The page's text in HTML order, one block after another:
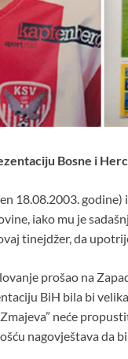
Bosne i
18.08.2003.
iako mu je
tinejdžer, da
prošao na
BiH bila bi
neće
nagovještava da